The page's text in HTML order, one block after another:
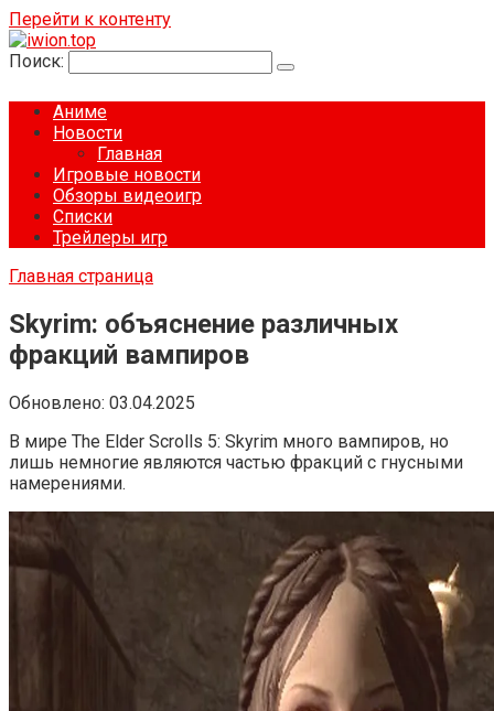
Перейти к контенту
Поиск:
Аниме
Новости
Главная
Игровые новости
Обзоры видеоигр
Списки
Трейлеры игр
Главная страница
Skyrim: объяснение различных
фракций вампиров
Обновлено: 03.04.2025
В мире The Elder Scrolls 5: Skyrim много вампиров, но
лишь немногие являются частью фракций с гнусными
намерениями.